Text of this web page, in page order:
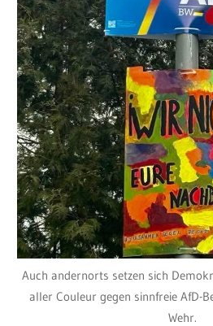
Auch andernorts setzen sich
aller Couleur gegen sinnfreie AfD-
Wehr.